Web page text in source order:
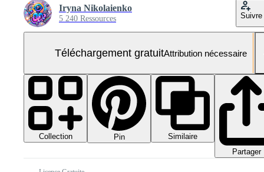
Iryna Nikolaienko
5 240 Ressources Suivre
Téléchargement gratuitAttribution nécessaire
Collection Pin
Similaire
Partager